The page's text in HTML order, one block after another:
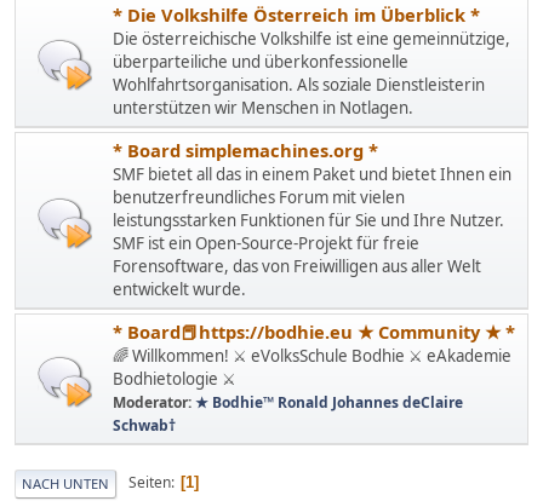
* Die Volkshilfe Österreich im Überblick *
Die österreichische Volkshilfe ist eine gemeinnützige,
überparteiliche und überkonfessionelle
Wohlfahrtsorganisation. Als soziale Dienstleisterin
unterstützen wir Menschen in Notlagen.
* Board simplemachines.org *
SMF bietet all das in einem Paket und bietet Ihnen ein
benutzerfreundliches Forum mit vielen
leistungsstarken Funktionen für Sie und Ihre Nutzer.
SMF ist ein Open-Source-Projekt für freie
Forensoftware, das von Freiwilligen aus aller Welt
entwickelt wurde.
* Board📕https://bodhie.eu ★ Community ★ *
🌈 Willkommen! ⚔ eVolksSchule Bodhie ⚔ eAkademie
Bodhietologie ⚔
Moderator:★ Bodhie™ Ronald Johannes deClaire
Schwab†
NACH UNTEN Seiten 1